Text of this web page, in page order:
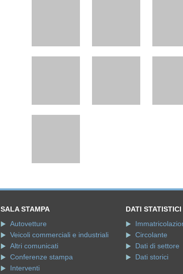
SALA STAMPA
Autovetture
Veicoli commerciali e industriali
Altri comunicati
Conferenze stampa
Interventi
DATI STATISTICI
Circolante
Dati di settore
Dati storici